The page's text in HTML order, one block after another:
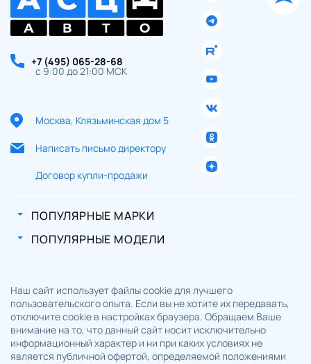
+7 (495) 065-28-68
с 9:00 до 21:00 МСК
Москва, Клязьминская дом 5
Написать письмо директору
Договор купли-продажи
ПОПУЛЯРНЫЕ МАРКИ
ПОПУЛЯРНЫЕ МОДЕЛИ
Наш сайт использует файлы cookie для лучшего
пользовательского опыта. Если вы не хотите их передавать,
отключите cookie в настройках браузера. Обращаем Ваше
внимание на то, что данный сайт носит исключительно
информационный характер и ни при каких условиях не
является публичной офертой, определяемой положениями